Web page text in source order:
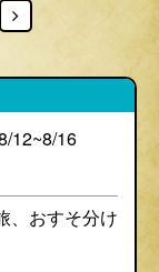
12~8/16
、おすそ分け